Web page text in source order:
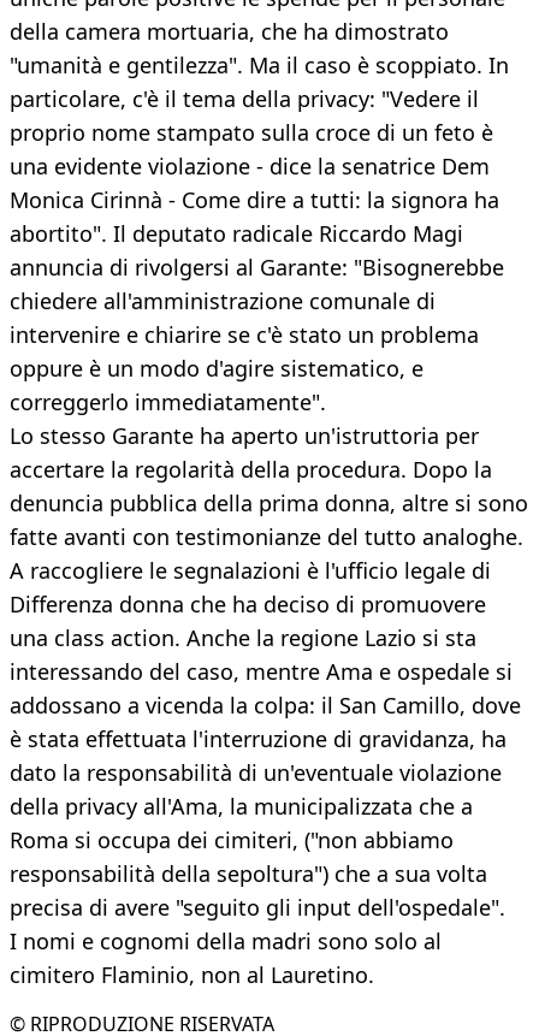
della camera mortuaria, che ha dimostrato
"umanità e gentilezza". Ma il caso è scoppiato. In
particolare, c'è il tema della privacy: "Vedere il
proprio nome stampato sulla croce di un feto è
una evidente violazione - dice la senatrice Dem
Monica Cirinnà - Come dire a tutti: la signora ha
abortito". Il deputato radicale Riccardo Magi
annuncia di rivolgersi al Garante: "Bisognerebbe
chiedere all'amministrazione comunale di
intervenire e chiarire se c'è stato un problema
oppure è un modo d'agire sistematico, e
correggerlo immediatamente".
Lo stesso Garante ha aperto un'istruttoria per
accertare la regolarità della procedura. Dopo la
denuncia pubblica della prima donna, altre si sono
fatte avanti con testimonianze del tutto analoghe.
A raccogliere le segnalazioni è l'ufficio legale di
Differenza donna che ha deciso di promuovere
una class action. Anche la regione Lazio si sta
interessando del caso, mentre Ama e ospedale si
addossano a vicenda la colpa: il San Camillo, dove
è stata effettuata l'interruzione di gravidanza, ha
dato la responsabilità di un'eventuale violazione
della privacy all'Ama, la municipalizzata che a
Roma si occupa dei cimiteri, ("non abbiamo
responsabilità della sepoltura") che a sua volta
precisa di avere "seguito gli input dell'ospedale".
I nomi e cognomi della madri sono solo al
cimitero Flaminio, non al Lauretino.
© RIPRODUZIONE RISERVATA